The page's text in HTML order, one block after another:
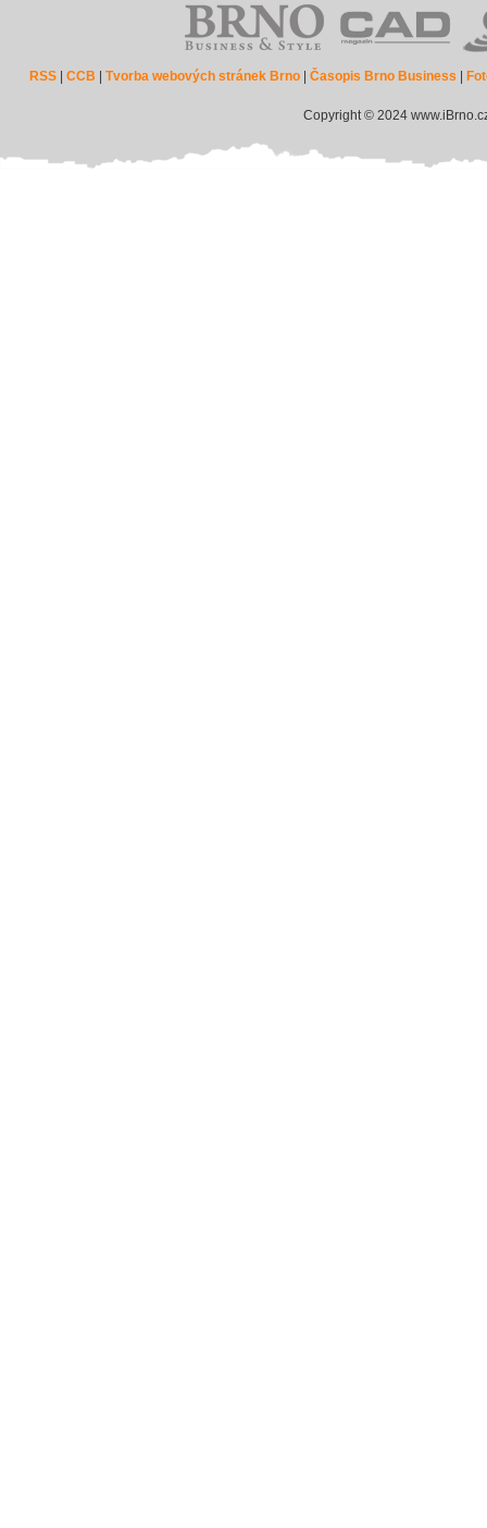
RSS |CCB |Tvorba webových stránek Brno |Časopis Brno Business
Copyright © 2024